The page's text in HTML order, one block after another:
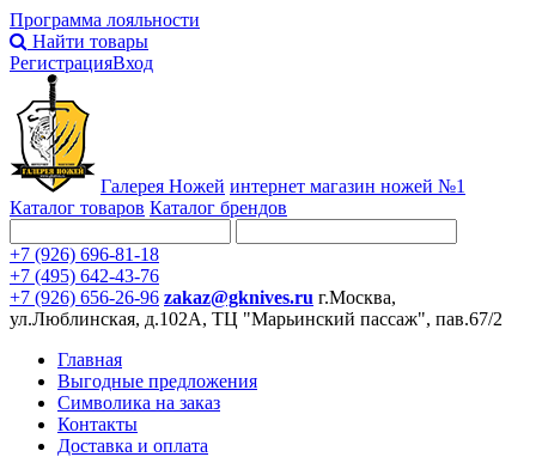
Программа лояльности
Найти товары
РегистрацияВход
Галерея Ножей интернет магазин ножей №1
Каталог товаров Каталог брендов
+7 (926) 696-81-18
+7 (495) 642-43-76
+7 (926) 656-26-96 zakaz@gknives.ru г.Москва,
ул.Люблинская, д.102А, ТЦ "Марьинский пассаж", пав.67/2
Главная
Выгодные предложения
Символика на заказ
Контакты
Доставка и оплата